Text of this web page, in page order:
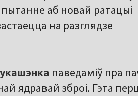
аб новай ратацыі
на разглядзе
паведаміў пра
ядравай зброі. Гэта